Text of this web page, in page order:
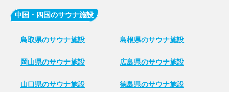
中国・四国のサウナ施設
鳥取県のサウナ施設 島根県のサウナ施設
岡山県のサウナ施設 広島県のサウナ施設
山口県のサウナ施設 徳島県のサウナ施設